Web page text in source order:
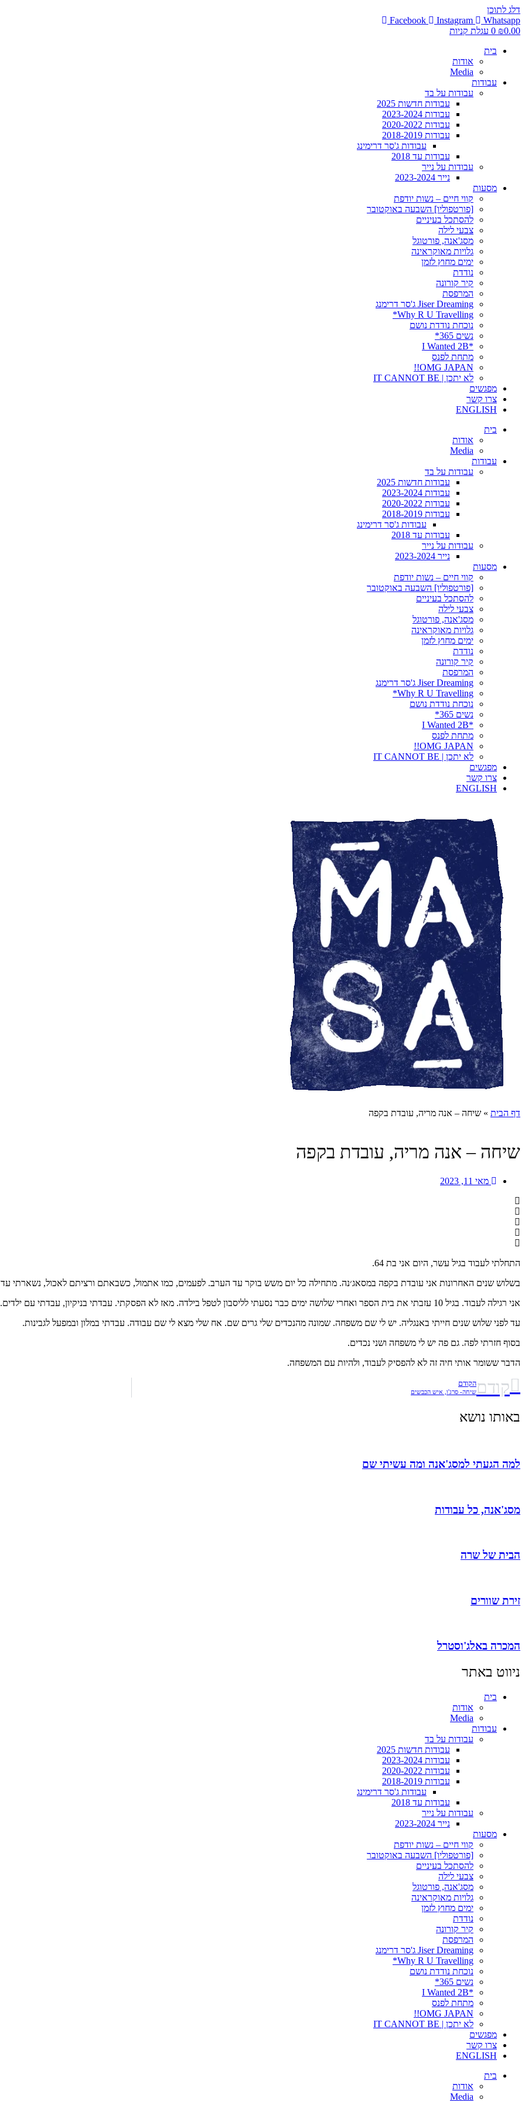
דלג לתוכן
Facebook
Instagram
Whatsapp
₪0.00
0 עגלת קניות
בית
אודות
Media
עבודות
עבודות על בד
עבודות חדשות 2025
עבודות 2023-2024
עבודות 2020-2022
עבודות 2018-2019
עבודות ג'סר דרימינג
עבודות עד 2018
עבודות על נייר
נייר 2023-2024
מסעות
קווי חיים – נשות יודפת
[פורטפוליו] השבעה באוקטובר
להסתכל בעיניים
צבעי לילה
מסג'אנה, פורטוגל
גלויות מאוקראינה
ימים מחוץ לזמן
נודדת
קיר קורונה
המרפסת
Jiser Dreaming ג'סר דרימנג
Why R U Travelling*
נוכחת נודדת נושם
נשים 365*
*I Wanted 2B
מתחת לפנס
OMG JAPAN!!
לא יתכן | IT CANNOT BE
מפגשים
צרו קשר
ENGLISH
בית
אודות
Media
עבודות
עבודות על בד
עבודות חדשות 2025
עבודות 2023-2024
עבודות 2020-2022
עבודות 2018-2019
עבודות ג'סר דרימינג
עבודות עד 2018
עבודות על נייר
נייר 2023-2024
מסעות
קווי חיים – נשות יודפת
[פורטפוליו] השבעה באוקטובר
להסתכל בעיניים
צבעי לילה
מסג'אנה, פורטוגל
גלויות מאוקראינה
ימים מחוץ לזמן
נודדת
קיר קורונה
המרפסת
Jiser Dreaming ג'סר דרימנג
Why R U Travelling*
נוכחת נודדת נושם
נשים 365*
*I Wanted 2B
מתחת לפנס
OMG JAPAN!!
לא יתכן | IT CANNOT BE
מפגשים
צרו קשר
ENGLISH
דף הבית » שיחה – אנה מריה, עובדת בקפה
שיחה – אנה מריה, עובדת בקפה
מאי 11, 2023
התחלתי לעבוד בגיל עשר, היום אני בת 64.
בשלוש שנים האחרונות אני עובדת בקפה במסאג׳נה. מתחילה כל יום משש בוקר עד הערב. לפעמים, כמו אתמול, כשבאתם ורציתם לאכול, נשארתי עד 22.00 בלילה.
אני רגילה לעבוד. בגיל 10 עזבתי את בית הספר ואחרי שלושה ימים כבר נסעתי לליסבון לטפל בילדה. מאז לא הפסקתי. עבדתי בניקיון, עבדתי עם ילדים.
עד לפני שלוש שנים חייתי באנגליה. יש לי שם משפחה. שמונה מהנכדים שלי גרים שם. אח שלי מצא לי שם עבודה. עבדתי במלון ובמפעל לגבינות.
בסוף חזרתי לפה. גם פה יש לי משפחה ושני נכדים.
הדבר ששומר אותי חיה זה לא להפסיק לעבוד, ולהיות עם המשפחה.
קודםהקודם
שיחה- סרג'ו, איש הכבשים
באותו נושא
למה הגעתי למסג'אנה ומה עשיתי שם
מסג'אנה, כל עבודות
הבית של שרה
זירת שוורים
המכרה באלג'וסטרל
ניווט באתר
בית
אודות
Media
עבודות
עבודות על בד
עבודות חדשות 2025
עבודות 2023-2024
עבודות 2020-2022
עבודות 2018-2019
עבודות ג'סר דרימינג
עבודות עד 2018
עבודות על נייר
נייר 2023-2024
מסעות
קווי חיים – נשות יודפת
[פורטפוליו] השבעה באוקטובר
להסתכל בעיניים
צבעי לילה
מסג'אנה, פורטוגל
גלויות מאוקראינה
ימים מחוץ לזמן
נודדת
קיר קורונה
המרפסת
Jiser Dreaming ג'סר דרימנג
Why R U Travelling*
נוכחת נודדת נושם
נשים 365*
*I Wanted 2B
מתחת לפנס
OMG JAPAN!!
לא יתכן | IT CANNOT BE
מפגשים
צרו קשר
ENGLISH
בית
אודות
Media